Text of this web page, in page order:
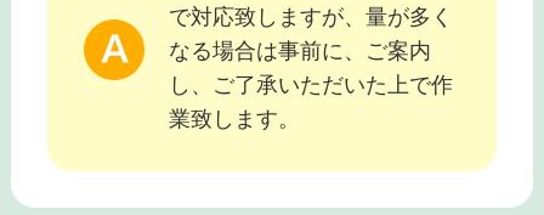
で対応致しますが、量が多く
なる場合は事前に、ご案内
し、ご了承いただいた上で作
業致します。